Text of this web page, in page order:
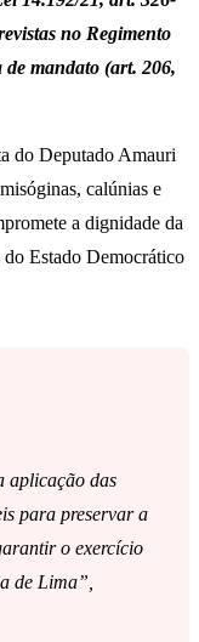
no Regimento
mandato (art. 206,
do Deputado Amauri
calúnias e
a dignidade da
Estado Democrático
aplicação das
para preservar a
o exercício
de Lima”,